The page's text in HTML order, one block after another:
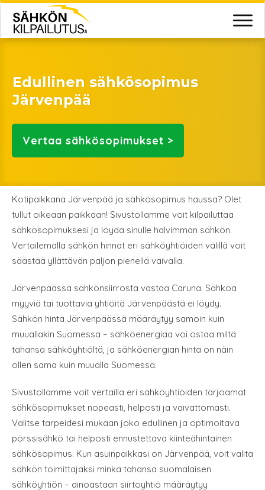
Edullinen sähkösopimus
Järvenpää
Vertaa sähkösopimukset >
Kotipaikkana Järvenpää ja sähkösopimus haussa? Olet
tullut oikeaan paikkaan! Sivustollamme voit kilpailuttaa
sähkösopimuksesi ja löydä sinulle halvimman sähkön.
Vertailemalla sähkön hinnat eri sähköyhtiöiden välillä voit
säästää yllättävän paljon pienellä vaivalla.
Järvenpäässä sähkönsiirrosta vastaa Caruna. Sähköä
myyviä tai tuottavia yhtiöitä Järvenpäästä ei löydy.
Sähkön hinta Järvenpäässä määräytyy samoin kuin
muuallakin Suomessa – sähköenergiaa voi ostaa miltä
tahansa sähköyhtiöltä, ja sähköenergian hinta on näin
ollen sama kuin muualla Suomessa.
Sivustollamme voit vertailla eri sähköyhtiöiden tarjoamat
sähkösopimukset nopeasti, helposti ja vaivattomasti.
Valitse tarpeidesi mukaan joko edullinen ja optimoitava
pörssisähkö tai helposti ennustettava kiinteähintainen
sähkösopimus. Kun asuinpaikkasi on Järvenpää, voit valita
sähkön toimittajaksi minkä tahansa suomalaisen
sähköyhtiön – ainoastaan siirtoyhtiö määräytyy